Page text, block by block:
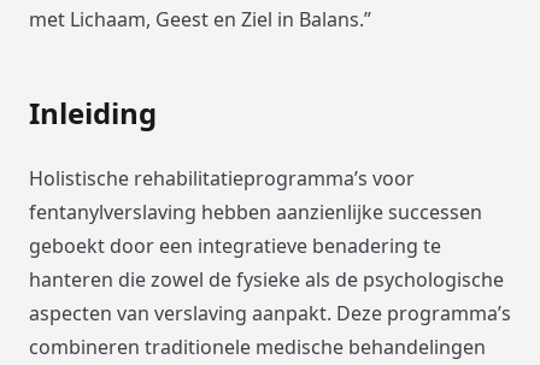
met Lichaam, Geest en Ziel in Balans.”
Inleiding
Holistische rehabilitatieprogramma’s voor
fentanylverslaving hebben aanzienlijke successen
geboekt door een integratieve benadering te
hanteren die zowel de fysieke als de psychologische
aspecten van verslaving aanpakt. Deze programma’s
combineren traditionele medische behandelingen